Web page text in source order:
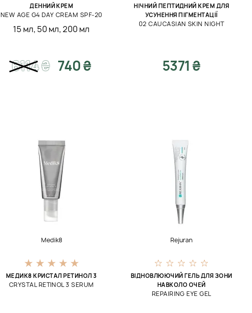
ДЕННИЙ КРЕМ
NEW AGE G4 DAY CREAM SPF-20
15 мл, 50 мл,200 мл
6114₴ 740 ₴
НІЧНИЙ ПЕПТИДНИЙ КРЕМ ДЛЯ
УСУНЕННЯ ПІГМЕНТАЦІЇ
02 CAUCASIAN SKIN NIGHT
5371 ₴
Medik8
МЕДИК8 КРИСТАЛ РЕТИНОЛ 3
CRYSTAL RETINOL 3 SERUM
Rejuran
ВІДНОВЛЮЮЧИЙ ГЕЛЬ ДЛЯ ЗОНИ
НАВКОЛО ОЧЕЙ
REPAIRING EYE GEL